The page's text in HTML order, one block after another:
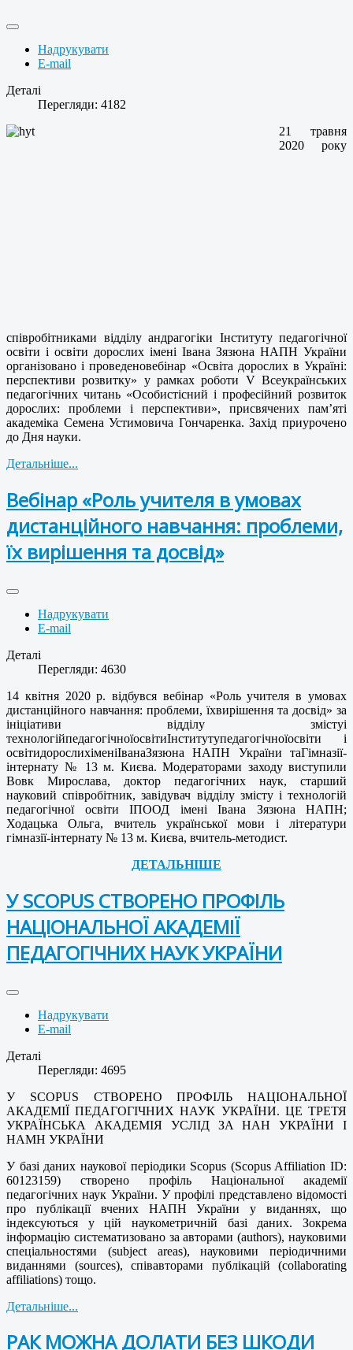
Надрукувати
E-mail
Деталі
Перегляди: 4182
21 травня
2020 року
співробітниками відділу андрагогіки Інституту педагогічної
освіти і освіти дорослих імені Івана Зязюна НАПН України
організовано і проведеновебінар «Освіта дорослих в Україні:
перспективи розвитку» у рамках роботи V Всеукраїнських
педагогічних читань «Особистісний і професійний розвиток
дорослих: проблеми і перспективи», присвячених пам’яті
академіка Семена Устимовича Гончаренка. Захід приурочено
до Дня науки.
Детальніше...
Вебінар «Роль учителя в умовах
дистанційного навчання: проблеми,
їх вирішення та досвід»
Надрукувати
E-mail
Деталі
Перегляди: 4630
14 квітня 2020 р. відбувся вебінар «Роль учителя в умовах
дистанційного навчання: проблеми, їхвирішення та досвід» за
ініціативи відділу змістуі
технологійпедагогічноїосвітиІнститутупедагогічноїосвіти і
освітидорослихіменіІванаЗязюна НАПН України таГімназії-
інтернату № 13 м. Києва. Модераторами заходу виступили
Вовк Мирослава, доктор педагогічних наук, старший
науковий співробітник, завідувач відділу змісту і технологій
педагогічної освіти ІПООД імені Івана Зязюна НАПН;
Ходацька Ольга, вчитель української мови і літератури
гімназії-інтернату № 13 м. Києва, вчитель-методист.
ДЕТАЛЬНІШЕ
У SCOPUS СТВОРЕНО ПРОФІЛЬ
НАЦІОНАЛЬНОЇ АКАДЕМІЇ
ПЕДАГОГІЧНИХ НАУК УКРАЇНИ
Надрукувати
E-mail
Деталі
Перегляди: 4695
У SCOPUS СТВОРЕНО ПРОФІЛЬ НАЦІОНАЛЬНОЇ
АКАДЕМІЇ ПЕДАГОГІЧНИХ НАУК УКРАЇНИ. ЦЕ ТРЕТЯ
УКРАЇНСЬКА АКАДЕМІЯ УСЛІД ЗА НАН УКРАЇНИ І
НАМН УКРАЇНИ
У базі даних наукової періодики Scopus (Scopus Affiliation ID:
60123159) створено профіль Національної академії
педагогічних наук України. У профілі представлено відомості
про публікації вчених НАПН України у виданнях, що
індексуються у цій наукометричній базі даних. Зокрема
інформацію систематизовано за авторами (authors), науковими
спеціальностями (subject areas), науковими періодичними
виданнями (sources), співавторами публікацій (collaborating
affiliations) тощо.
Детальніше...
РАК МОЖНА ДОЛАТИ БЕЗ ШКОДИ